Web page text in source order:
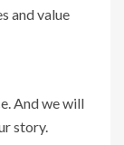
and value
And we will
story.